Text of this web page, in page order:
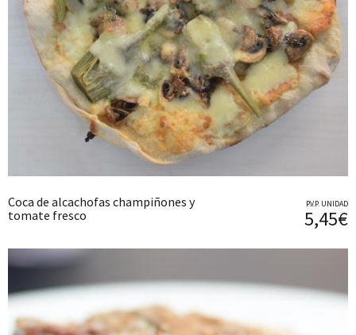
Coca de alcachofas champiñones y
tomate fresco
P.V.P. UNIDAD
5,45€